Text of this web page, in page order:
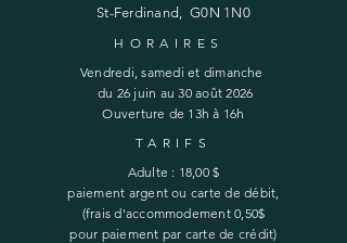
St-Ferdinand, G0N 1N0
HORAIRES
Vendredi, samedi et dimanche
du 26 juin au 30 août 2026
​​Ouverture de 13h à 16h
TARIFS
Adulte : 18,00 $
paiement argent ou carte de débit,
(fraisd'accommodement 0,50$
pour paiement par carte de crédit)